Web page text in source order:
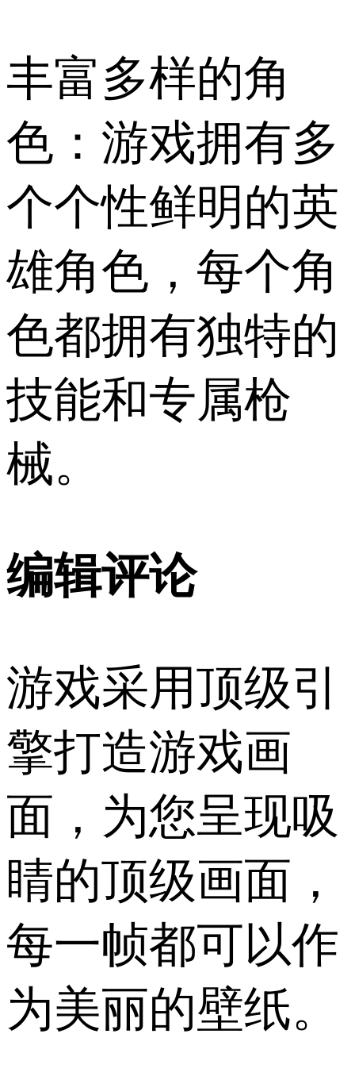
丰富多样的角
色：游戏拥有多
个个性鲜明的英
雄角色，每个角
色都拥有独特的
技能和专属枪
械。
编辑评论
游戏采用顶级引
擎打造游戏画
面，为您呈现吸
睛的顶级画面，
每一帧都可以作
为美丽的壁纸。